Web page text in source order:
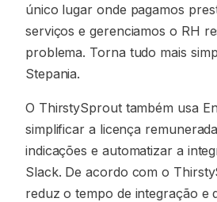
único lugar onde pagamos
serviços e gerenciamos o RH
problema. Torna tudo mais
Stepania.
O ThirstySprout também usa
simplificar a licença
indicações e automatizar a
Slack. De acordo com o
reduz o tempo de integração e